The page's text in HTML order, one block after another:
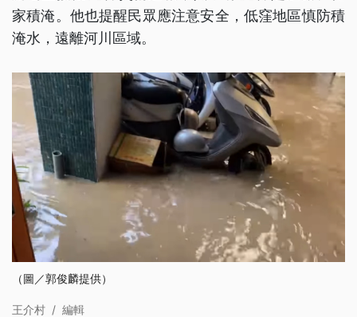
家積淹。他也提醒民眾應注意安全，低窪地區慎防積
淹水，遠離河川區域。
（圖／郭俊麟提供）
王介村 / 編輯